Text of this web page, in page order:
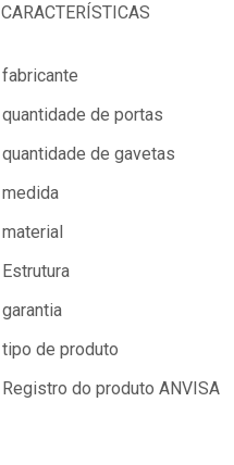
CARACTERÍSTICAS
fabricante
quantidade de portas
quantidade de gavetas
medida
material
Estrutura
garantia
tipo de produto
Registro do produto ANVISA